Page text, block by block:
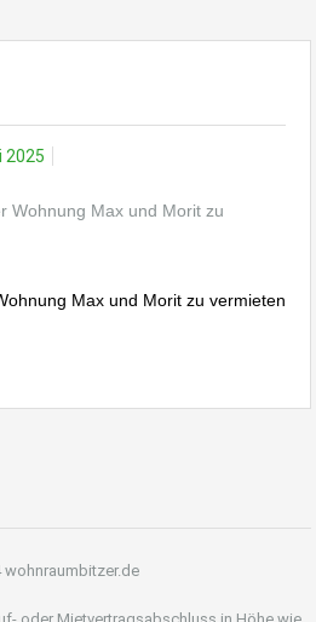
2025
Max und Morit zu vermieten
wohnraumbitzer.de